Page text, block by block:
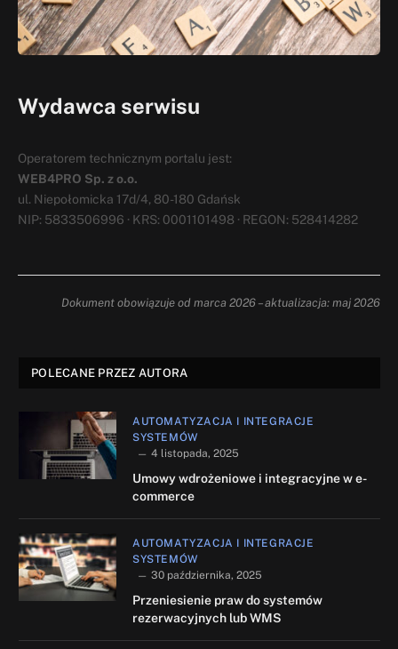
Wydawca serwisu
Operatorem technicznym portalu jest:
WEB4PRO Sp. z o.o.
ul. Niepołomicka 17d/4, 80-180 Gdańsk
NIP: 5833506996 · KRS: 0001101498 · REGON: 528414282
Dokument obowiązuje od marca 2026 – aktualizacja: maj 2026
POLECANE PRZEZ AUTORA
AUTOMATYZACJA I INTEGRACJE
SYSTEMÓW
4 listopada, 2025
Umowy wdrożeniowe i integracyjne w e-
commerce
AUTOMATYZACJA I INTEGRACJE
SYSTEMÓW
30 października, 2025
Przeniesienie praw do systemów
rezerwacyjnych lub WMS